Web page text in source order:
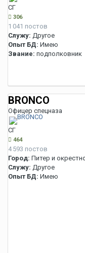
СГ
306
1 041 постов
Служу: Другое
Опыт БД: Имею
Звание: подполковник
BRONCO
Офицер спецназа
СГ
464
4 593 постов
Город: Питер и
Служу: Другое
Опыт БД: Имею